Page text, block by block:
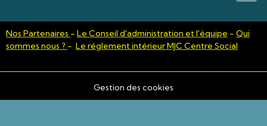
Nos Partenaires - Le Conseil d'administration et l'équipe - Qui
sommes nous ? - Le réglement intérieur MJC Centre Social
Gestion des cookies